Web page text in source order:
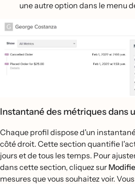
une autre option dans le menu
Instantané des métriques dans
Chaque profil dispose d'un
côté droit. Cette section quantifie
jours et de tous les temps. Pour
dans cette section, cliquez sur
mesures que vous souhaitez voir.